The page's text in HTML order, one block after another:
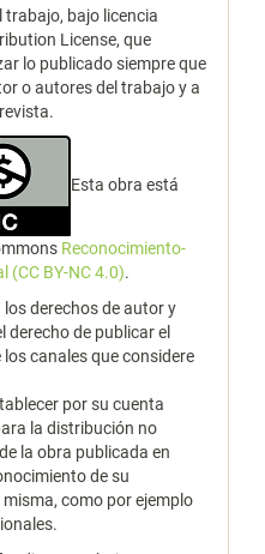
trabajo, bajo licencia
License, que
lo publicado siempre que
o autores del trabajo y a
Esta obra está
Reconocimiento-
(CC BY-NC 4.0).
derechos de autor y
derecho de publicar el
canales que considere
por su cuenta
la distribución no
la obra publicada en
de su
como por ejemplo